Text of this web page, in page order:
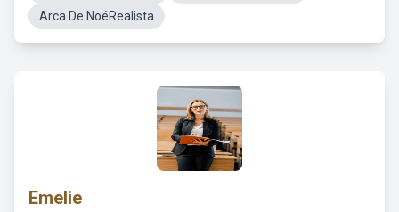
Arca De NoéRealista
Emelie